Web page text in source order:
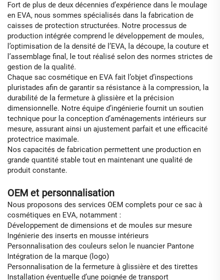
Fort de plus de deux décennies d’expérience dans le moulage
en EVA, nous sommes spécialisés dans la fabrication de
caisses de protection structurées. Notre processus de
production intégrée comprend le développement de moules,
l’optimisation de la densité de l’EVA, la découpe, la couture et
l’assemblage final, le tout réalisé selon des normes strictes de
gestion de la qualité.
Chaque sac cosmétique en EVA fait l’objet d’inspections
pluristades afin de garantir sa résistance à la compression, la
durabilité de la fermeture à glissière et la précision
dimensionnelle. Notre équipe d’ingénierie fournit un soutien
technique pour la conception d’aménagements intérieurs sur
mesure, assurant ainsi un ajustement parfait et une efficacité
protectrice maximale.
Nos capacités de fabrication permettent une production en
grande quantité stable tout en maintenant une qualité de
produit constante.
OEM et personnalisation
Nous proposons des services OEM complets pour ce sac à
cosmétiques en EVA, notamment :
Développement de dimensions et de moules sur mesure
Ingénierie des inserts en mousse intérieurs
Personnalisation des couleurs selon le nuancier Pantone
Intégration de la marque (logo)
Personnalisation de la fermeture à glissière et des tirettes
Installation éventuelle d’une poignée de transport